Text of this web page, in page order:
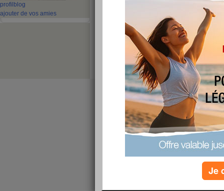
profil blog
ajouter de vos amies
De plus en plus
défi de Noël
publié le 18/11/2009 à 08:11
Je